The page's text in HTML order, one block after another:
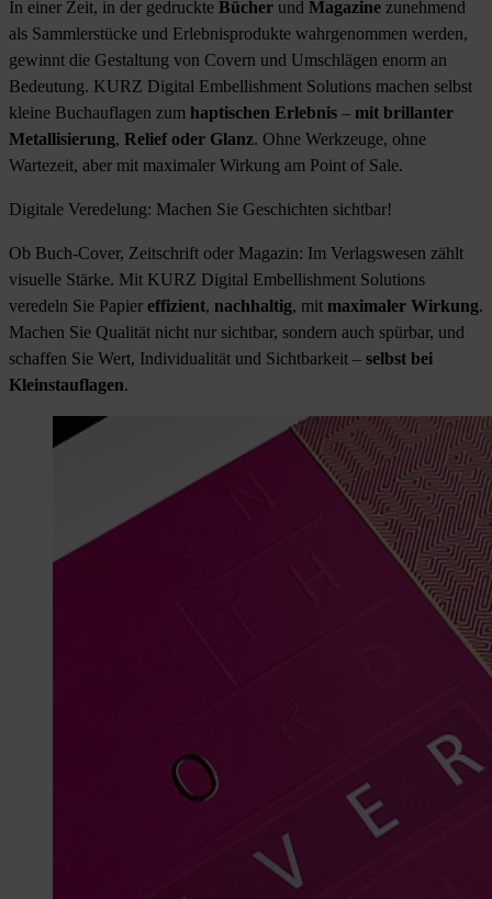
In einer Zeit, in der gedruckte Bücher und Magazine zunehmend
als Sammlerstücke und Erlebnisprodukte wahrgenommen werden,
gewinnt die Gestaltung von Covern und Umschlägen enorm an
Bedeutung. KURZ Digital Embellishment Solutions machen selbst
kleine Buchauflagen zum haptischen Erlebnis – mit brillanter
Metallisierung, Relief oder Glanz. Ohne Werkzeuge, ohne
Wartezeit, aber mit maximaler Wirkung am Point of Sale.
Digitale Veredelung: Machen Sie Geschichten sichtbar!
Ob Buch-Cover, Zeitschrift oder Magazin: Im Verlagswesen zählt
visuelle Stärke. Mit KURZ Digital Embellishment Solutions
veredeln Sie Papier effizient, nachhaltig, mit maximaler Wirkung.
Machen Sie Qualität nicht nur sichtbar, sondern auch spürbar, und
schaffen Sie Wert, Individualität und Sichtbarkeit – selbst bei
Kleinstauflagen.